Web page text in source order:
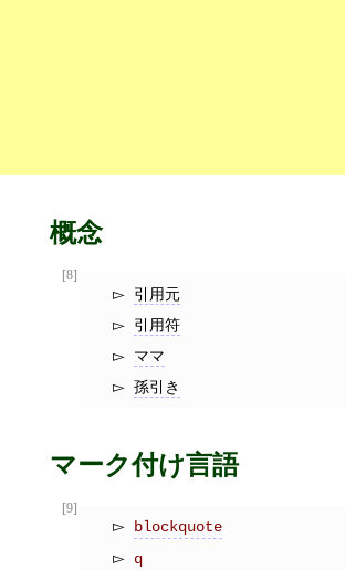
概念
[8]
引用元
引用符
ママ
孫引き
マーク付け言語
[9]
blockquote
q